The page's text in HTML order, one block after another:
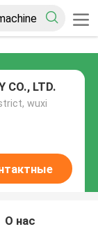
CO., LTD.
wuxi
О нас